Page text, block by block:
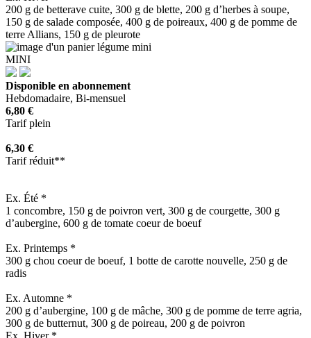
200 g de betterave cuite, 300 g de blette, 200 g d’herbes à soupe,
150 g de salade composée, 400 g de poireaux, 400 g de pomme de
terre Allians, 150 g de pleurote
MINI
Disponible en abonnement
Hebdomadaire, Bi-mensuel
6,80 €
Tarif plein
6,30 €
Tarif réduit**
Ex. Été *
1 concombre, 150 g de poivron vert, 300 g de courgette, 300 g
d’aubergine, 600 g de tomate coeur de boeuf
Ex. Printemps *
300 g chou coeur de boeuf, 1 botte de carotte nouvelle, 250 g de
radis
Ex. Automne *
200 g d’aubergine, 100 g de mâche, 300 g de pomme de terre agria,
300 g de butternut, 300 g de poireau, 200 g de poivron
Ex. Hiver *